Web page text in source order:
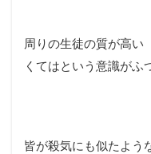
周りの生徒の質が高い
くてはという意識がふ
皆が殺気にも似たよう